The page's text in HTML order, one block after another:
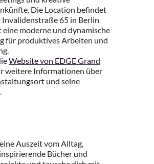
Die Location befindet
Invalidenstraße 65 in Berlin
eine moderne und dynamische
für produktives Arbeiten und
Website von EDGE Grand
weitere Informationen über
und seine
Auszeit vom Alltag,
Bücher und